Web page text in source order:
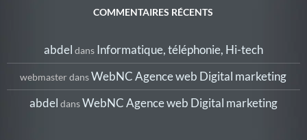
COMMENTAIRES RÉCENTS
abdel dans Informatique, téléphonie, Hi-tech
webmasterdansWebNC Agence web Digital marketing
abdel dansWebNC Agence web Digital marketing